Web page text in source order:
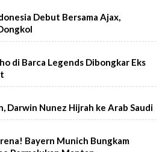
Debut Bersama Ajax,
di Barca Legends Dibongkar Eks
Darwin Nunez Hijrah ke Arab Saudi
Bayern Munich Bungkam